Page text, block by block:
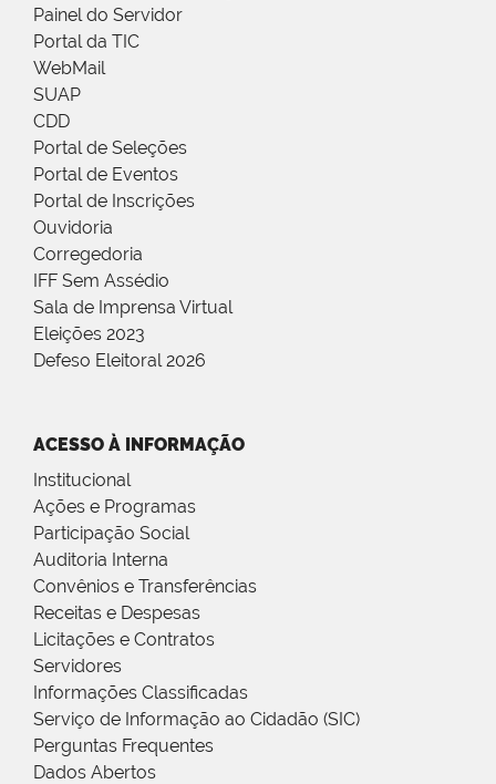
Painel do Servidor
Portal da TIC
WebMail
SUAP
CDD
Portal de Seleções
Portal de Eventos
Portal de Inscrições
Ouvidoria
Corregedoria
IFF Sem Assédio
Sala de Imprensa Virtual
Eleições 2023
Defeso Eleitoral 2026
ACESSO À INFORMAÇÃO
Institucional
Ações e Programas
Participação Social
Auditoria Interna
Convênios e Transferências
Receitas e Despesas
Licitações e Contratos
Servidores
Informações Classificadas
Serviço de Informação ao Cidadão (SIC)
Perguntas Frequentes
Dados Abertos